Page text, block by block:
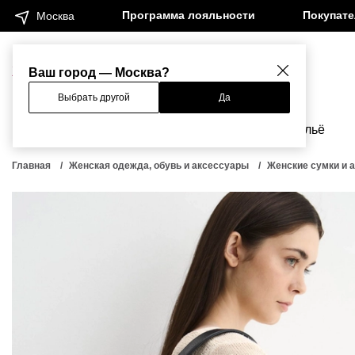
Ваш город — Москва?
Выбрать другой Да
Москва Программа лояльности
Женщинам Мужчинам
Бельё
Главная Женская одежда, обувь и аксессуары Женские сумки и